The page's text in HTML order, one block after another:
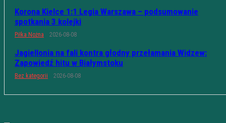
Korona Kielce 1:1 Legia Warszawa – podsumowanie
spotkania 3 kolejki
Piłka Nożna 2026-08-08
Jagiellonia na fali kontra głodny przełamania Widzew:
Zapowiedź hitu w Białymstoku
Bez kategorii 2026-08-08